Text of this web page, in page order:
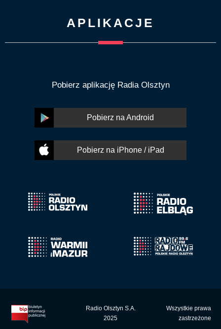
APLIKACJE
Pobierz aplikację Radia Olsztyn
Pobierz na Android
Pobierz na iPhone / iPad
Radio Olsztyn S.A.
2025
Wszystkie prawa
zastrzeżone